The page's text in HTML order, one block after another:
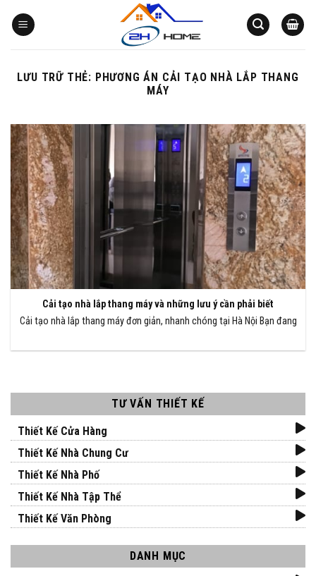
qua
LƯU TRỮ THẺ: PHƯƠNG ÁN CẢI TẠO NHÀ LẮP THANG
MÁY
TƯ VẤN THIẾT KẾ
Thiết Kế Cửa Hàng
Thiết Kế Nhà Chung Cư
Thiết Kế Nhà Phố
Thiết Kế Nhà Tập Thể
Thiết Kế Văn Phòng
DANH MỤC
Cải tạo nhà lắp thang máy và những lưu ý cần phải biết
Cải tạo nhà lắp thang máy đơn giản, nhanh chóng tại Hà Nội Bạn đang